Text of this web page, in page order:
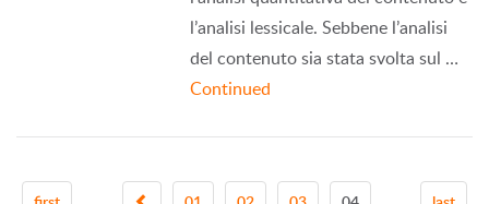
l’analisi lessicale. Sebbene l’analisi
del contenuto sia stata svolta sul …
Continued